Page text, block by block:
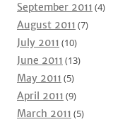
September 2011 (4)
August 2011 (7)
July 2011 (10)
June 2011 (13)
May 2011 (5)
April 2011 (9)
March 2011 (5)